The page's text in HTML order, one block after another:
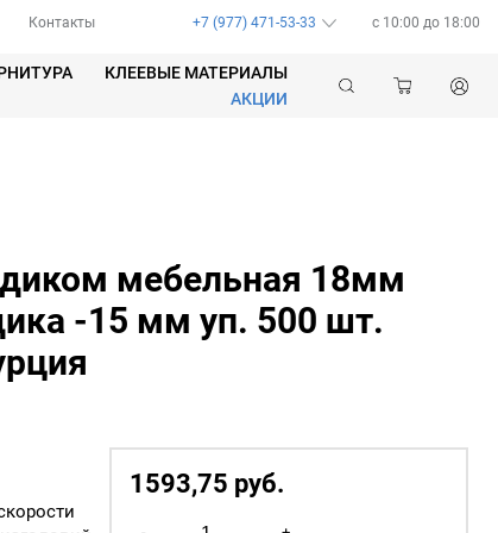
Контакты +7 (977) 471-53-33 c 10:00 до 18:00
КЛЕЕВЫЕ МАТЕРИАЛЫ
АКЦИИ
мебельная 18мм
-15 мм уп. 500 шт.
1593,75 руб.